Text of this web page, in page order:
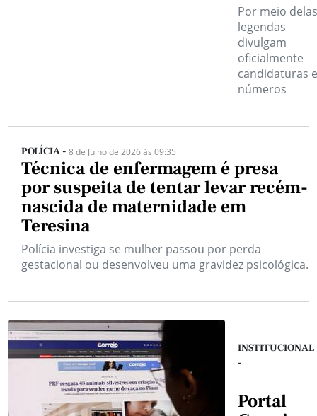
Por meio
legendas
divulgam
oficialmente
candidaturas e
números
POLÍCIA - 8 de Julho de 2026 às 09:35
Técnica de enfermagem é presa
por suspeita de tentar levar recém-
nascida de maternidade em
Teresina
Polícia investiga se mulher passou por perda
gestacional ou desenvolveu uma gravidez psicológica.
INSTITUCIONAL
-
Portal